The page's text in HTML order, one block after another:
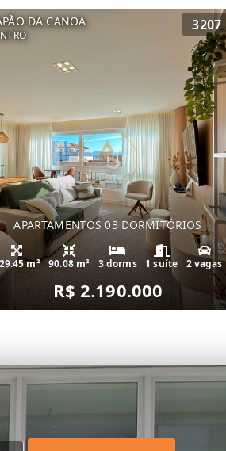
DA CANOA 3207
APARTAMENTOS 03 DORMITÓRIOS
m² 90.08 m² 3 dorms 1 suíte 2 vagas
R$ 2.190.000